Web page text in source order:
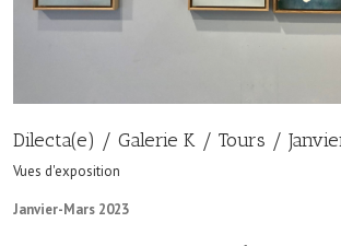
Dilecta(e) / Galerie K / Tours /
Vues d'exposition
Janvier-Mars 2023